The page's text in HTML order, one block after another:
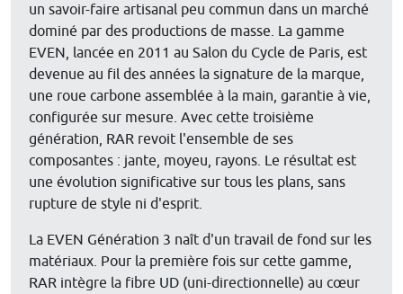
un savoir-faire artisanal peu commun dans un marché
dominé par des productions de masse. La gamme
EVEN, lancée en 2011 au Salon du Cycle de Paris, est
devenue au fil des années la signature de la marque,
une roue carbone assemblée à la main, garantie à vie,
configurée sur mesure. Avec cette troisième
génération, RAR revoit l'ensemble de ses
composantes : jante, moyeu, rayons. Le résultat est
une évolution significative sur tous les plans, sans
rupture de style ni d'esprit.
La EVEN Génération 3 naît d'un travail de fond sur les
matériaux. Pour la première fois sur cette gamme,
RAR intègre la fibre UD (uni-directionnelle) au cœur